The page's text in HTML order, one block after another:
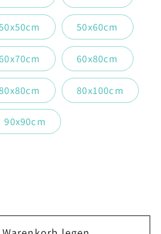
50x60cm
60x80cm
80x100cm
90x90cm